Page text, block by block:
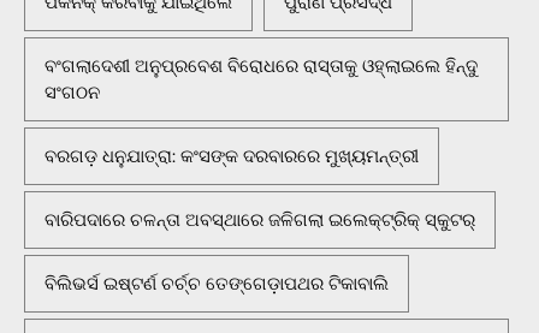
ବଂଗଲାଦେଶୀ ଅନୁପ୍ରବେଶ ବିରୋଧରେ ରାସ୍ତାକୁ ଓହ୍ଲାଇଲେ ହିନ୍ଦୁ
ସଂଗଠନ
ବରଗଡ଼ ଧନୁଯାତ୍ରା: କଂସଙ୍କ ଦରବାରରେ ମୁଖ୍ୟମନ୍ତ୍ରୀ
ବାରିପଦାରେ ଚଳନ୍ତା ଅବସ୍ଥାରେ ଜଳିଗଲା ଇଲେକ୍ଟ୍ରିକ୍ ସ୍କୁଟର୍
ବିଲିଭର୍ସ ଇଷ୍ଟର୍ଣ ଚର୍ଚ୍ଚ ତେଙ୍ଗେଡ଼ାପଥର ଟିକାବାଲି